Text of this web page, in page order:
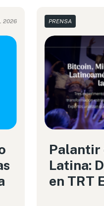
2026 PRENSA
Palantir
Latina:
en TRT